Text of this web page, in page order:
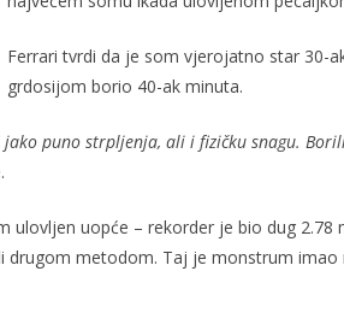
Ferrari tvrdi da je som vjerojatno star 30-
grdosijom borio 40-ak minuta.
jako puno strpljenja, ali i fizičku snagu.
ulovljen uopće – rekorder je bio dug 2.78
drugom metodom. Taj je monstrum imao